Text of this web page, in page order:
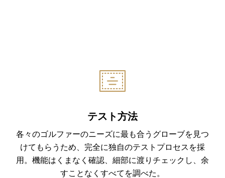
テスト方法
各々のゴルファーのニーズに最も合うグローブを見つ
けてもらうため、完全に独自のテストプロセスを採
用。機能はくまなく確認、細部に渡りチェックし、余
すことなくすべてを調べた。